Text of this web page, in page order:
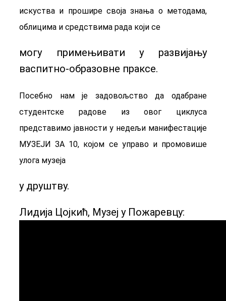
искуства и прошире своја знања о методама,
облицима и средствима рада који се
могу примењивати у развијању
васпитно-образовне праксе.
Посебно нам је задовољство да одабране
студентске радове из овог циклуса
представимо јавности у недељи манифестације
МУЗЕЈИ ЗА 10, којом се управо и промовише
улога музеја
у друштву.
Лидија Цојкић, Музеј у Пожаревцу: